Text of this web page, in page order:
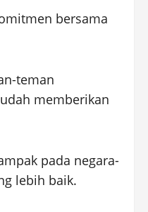
bersama
teman
memberikan
pada negara-
lebih baik.